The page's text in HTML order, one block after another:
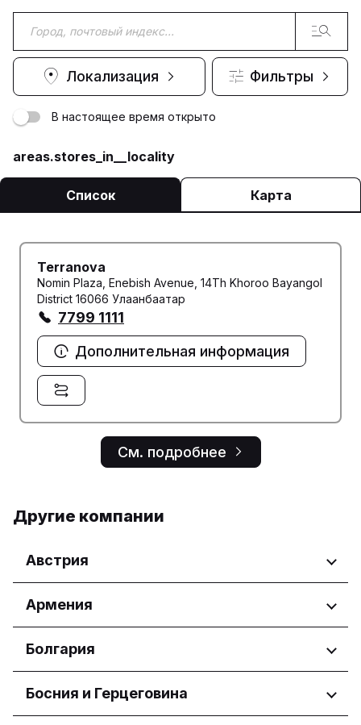
Локализация Фильтры
В настоящее время открыто
areas.stores_in__locality
Список Карта
Terranova
Nomin Plaza, Enebish Avenue, 14Th Khoroo Bayangol
District 16066 Улаанбаатар
7799 1111
Дополнительная информация
См. подробнее
Другие компании
Австрия
Регионы
Армения
Регионы
Болгария
Регионы
Босния и Герцеговина